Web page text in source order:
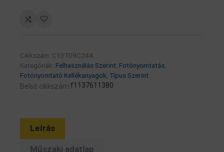
(eredeti)
Ecotank
L8050/L18050
mennyiség
Cikkszám: C13T09C24A
Kategóriák: Felhasználás Szerint Fotónyomtatás
Fotónyomtató Kellékanyagok Típus Szerint
Belső cikkszám:f1137611380
Leírás
Műszaki adatlap